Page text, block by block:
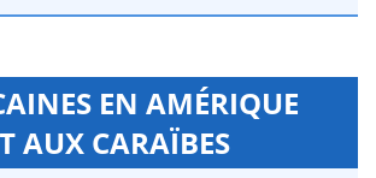
EN AMÉRIQUE
AUX CARAÏBES